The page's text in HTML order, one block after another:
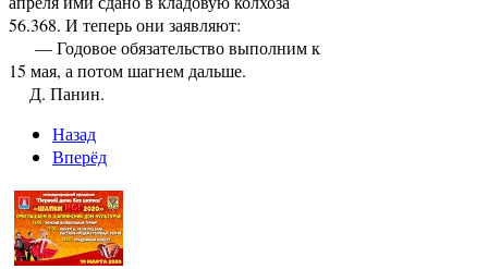
56.368. И теперь они заявляют:
— Годовое обязательство выполним к
15 мая, а потом шагнем дальше.
Д. Панин.
Назад
Вперёд